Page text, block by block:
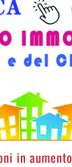
in aumento